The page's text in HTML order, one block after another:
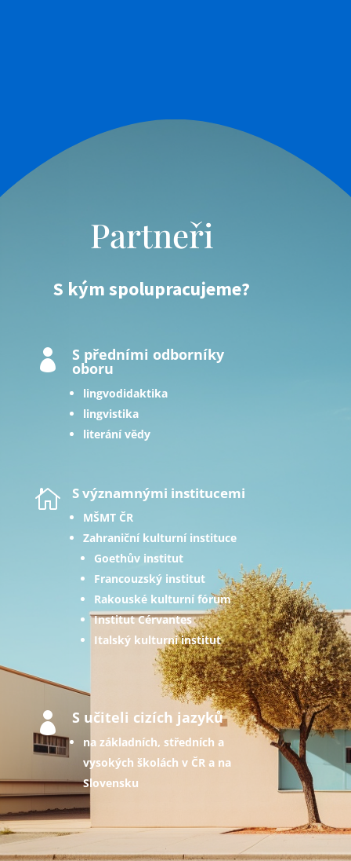
Partneři
S kým spolupracujeme?
 S předními odborníky
oboru
lingvodidaktika
lingvistika
literání vědy
 S významnými institucemi
MŠMT ČR
Zahraniční kulturní instituce
Goethův institut
Francouzský institut
Rakouské kulturní fórum
Institut Cérvantes
Italský kulturní institut
 S učiteli cizích jazyků
na základních, středních a
vysokých školách v ČR a na
Slovensku